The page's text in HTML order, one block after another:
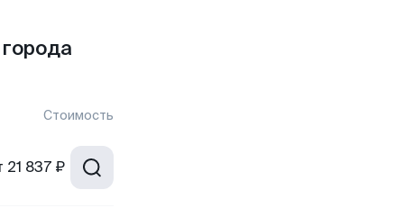
Стоимость
21 837 ₽